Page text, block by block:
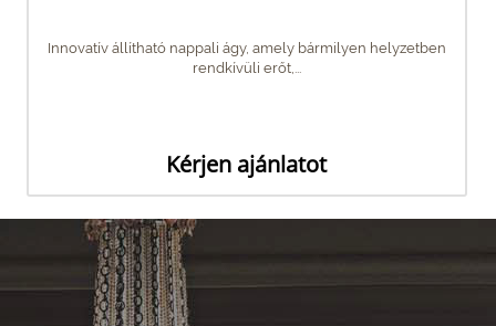
Innovatív állítható nappali ágy, amely bármilyen helyzetben
rendkívüli erőt,...
Kérjen ajánlatot